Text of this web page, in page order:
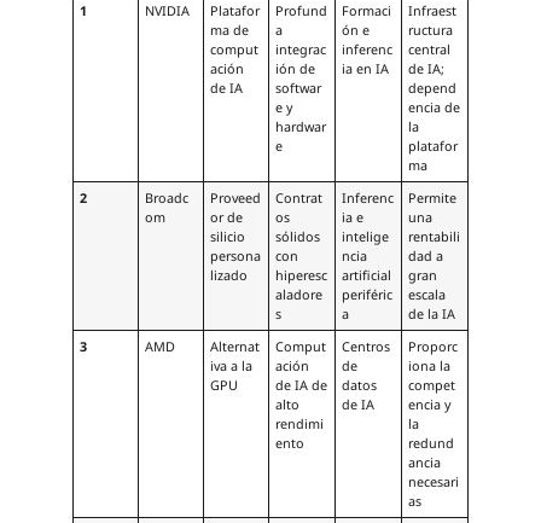
1 NVIDIA
Platafor
ma de
comput
ación
de IA
Profund
a
integrac
ión de
softwar
e y
hardwar
e
Formaci
ón e
inferenc
ia en IA
Infraest
ructura
central
de IA;
depend
encia de
la
platafor
ma
2
Broadc
om
Proveed
or de
silicio
persona
lizado
Contrat
os
sólidos
con
hiperesc
aladore
s
Inferenc
ia e
intelige
ncia
artificial
periféric
a
Permite
una
rentabili
dad a
gran
escala
de la IA
3
AMD
Alternat
iva a la
GPU
Comput
ación
de IA de
alto
rendimi
ento
Centros
de
datos
de IA
Proporc
iona la
compet
encia y
la
redund
ancia
necesari
as